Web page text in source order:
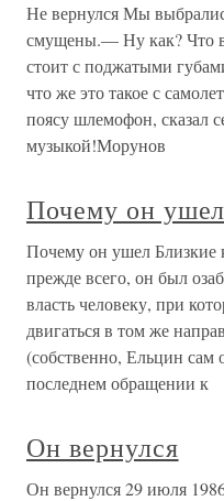
Не вернулся Мы
смущены.— Ну как? Что
стоит с поджатыми
что же это такое с
поясу шлемофон, сказал
музыкой!Морунов
Почему он ушел
Почему он ушел
прежде всего, он был
власть человеку, при
двигаться в том же
(собственно, Ельцин сам
последнем обращении к
Он вернулся
Он вернулся 29 июля